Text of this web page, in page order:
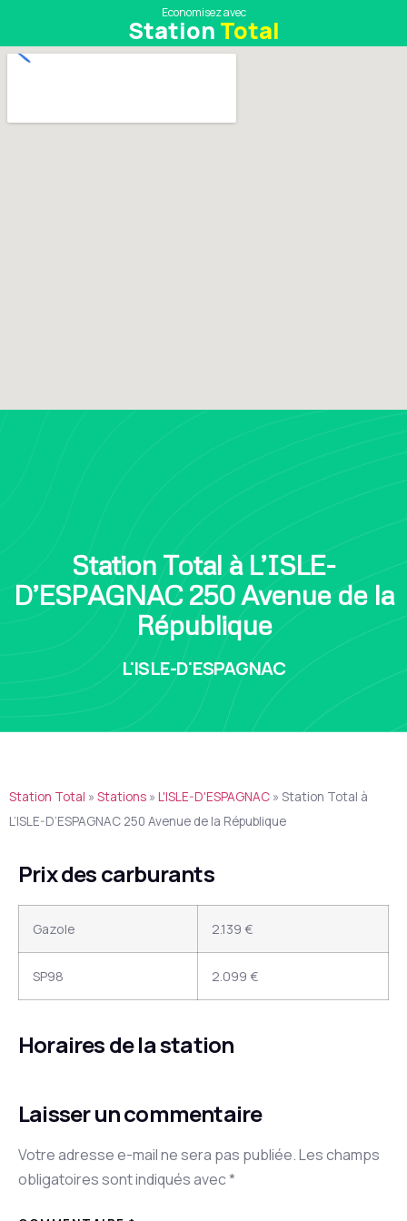
Economisez avec
Station Total
Station Total à L’ISLE-
D’ESPAGNAC 250 Avenue de la
République
L'ISLE-D'ESPAGNAC
Station Total » Stations » L'ISLE-D'ESPAGNAC » Station Total à
L’ISLE-D’ESPAGNAC 250 Avenue de la République
Prix des carburants
Gazole 2.139 €
SP98 2.099 €
Horaires de la station
Laisser un commentaire
Votre adresse e-mail ne sera pas publiée.Les champs
obligatoires sont indiqués avec*